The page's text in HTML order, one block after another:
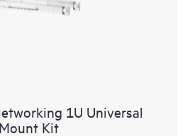
1U Universal
Kit